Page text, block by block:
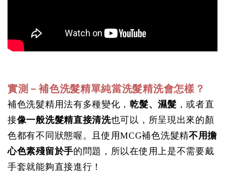
實測－補色洗髮精單純當洗髮精洗會怎樣？
補色洗髮精用法有多種變化，乾髮、濕髮 ，或者直
接像一般洗髮精直接清洗也可以，所呈現出來的顏
色都有不同狀態喔。且使用MCG補色洗髮精不用擔
心色素殘留於手的問題，所以在使用上是不需要戴
手套就能夠直接進行！